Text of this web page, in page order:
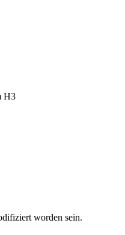
worden sein.